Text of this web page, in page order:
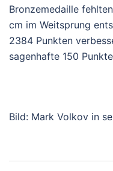
Bronzemedaille
cm im Weitsprung
2384 Punkten
sagenhafte 150
Bild: Mark Volkov in